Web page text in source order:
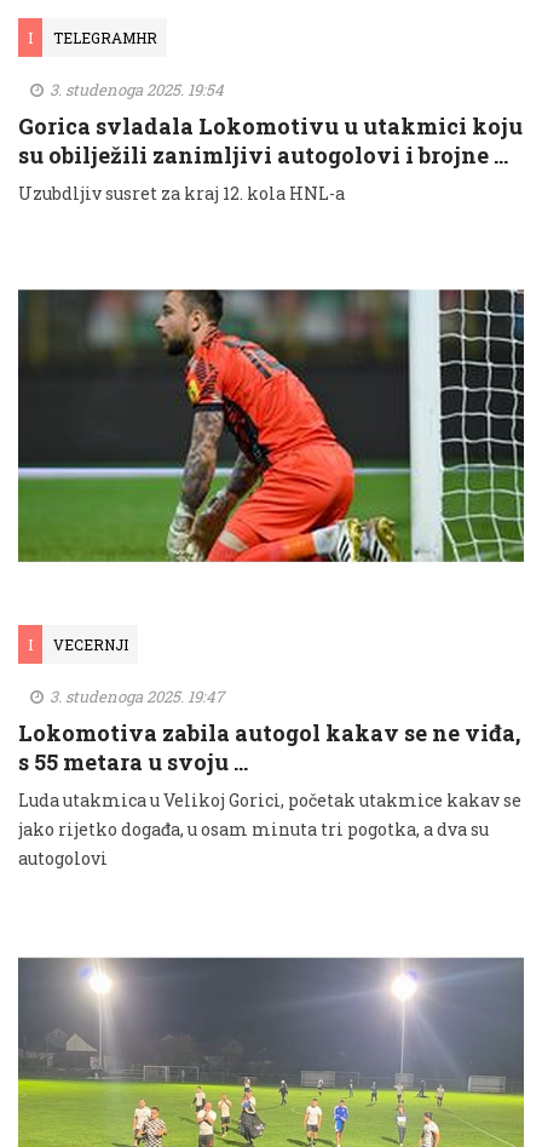
I TELEGRAMHR
3. studenoga 2025. 19:54
Gorica svladala Lokomotivu u utakmici koju
su obilježili zanimljivi autogolovi i brojne …
Uzubdljiv susret za kraj 12. kola HNL-a
I VECERNJI
3. studenoga 2025. 19:47
Lokomotiva zabila autogol kakav se ne viđa,
s 55 metara u svoju …
Luda utakmica u Velikoj Gorici, početak utakmice kakav se
jako rijetko događa, u osam minuta tri pogotka, a dva su
autogolovi